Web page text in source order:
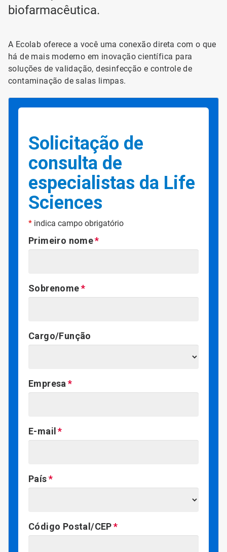
biofarmacêutica.
A Ecolab oferece a você uma conexão direta com o que
há de mais moderno em inovação científica para
soluções de validação, desinfecção e controle de
contaminação de salas limpas.
Solicitação de
consulta de
especialistas da Life
Sciences
* indica campo obrigatório
Primeiro nome
Sobrenome
Cargo/Função
Empresa
E-mail
País
Código Postal/CEP